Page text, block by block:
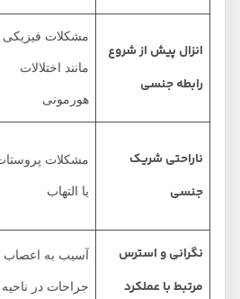
انزال پیش از شروع
رابطه جنسی
مشکلات فیزیکی
مانند اختلالات
هورمونی
ناراحتی شریک
جنسی
مشکلات پروستات
یا التهاب
نگرانی و استرس
مرتبط با عملکرد
آسیب به اعصاب یا
جراحات در ناحیه